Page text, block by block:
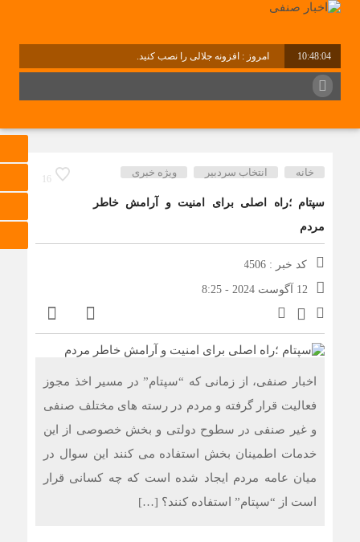
10:48:05 امروز : افزونه جلالی را نصب کنید.
16
خانه انتخاب سردبیر ویژه خبری
سپتام ؛راه اصلی برای امنیت و آرامش خاطر
مردم
کد خبر : 4506
12 آگوست 2024 - 8:25
اخبار صنفی، از زمانی که “سپتام” در مسیر اخذ مجوز
فعالیت قرار گرفته و مردم در رسته های مختلف صنفی
و غیر صنفی در سطوح دولتی و بخش خصوصی از این
خدمات اطمینان بخش استفاده می کنند این سوال در
میان عامه مردم ایجاد شده است که چه کسانی قرار
است از “سپتام” استفاده کنند؟ […]